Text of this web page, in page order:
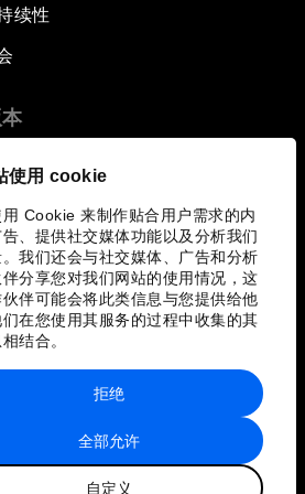
使用 cookie
Cookie 来制作贴合用户需求的内
、提供社交媒体功能以及分析我们
我们还会与社交媒体、广告和分析
分享您对我们网站的使用情况，这
伴可能会将此类信息与您提供给他
在您使用其服务的过程中收集的其
结合。
全部允许
自定义
拒绝
续性